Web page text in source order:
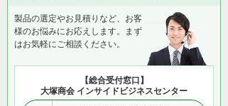
製品の選定やお見積りなど、お客
様のお悩みにお応えします。まず
はお気軽にご相談ください。
【総合受付窓口】
大塚商会 インサイドビジネスセンター